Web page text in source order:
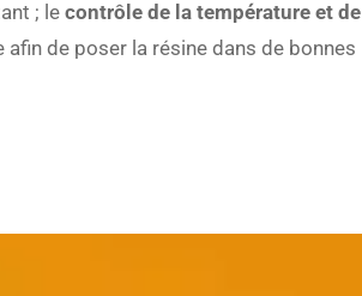
; lecontrôle de la température et de
afin de poser la résine dans de bonnes